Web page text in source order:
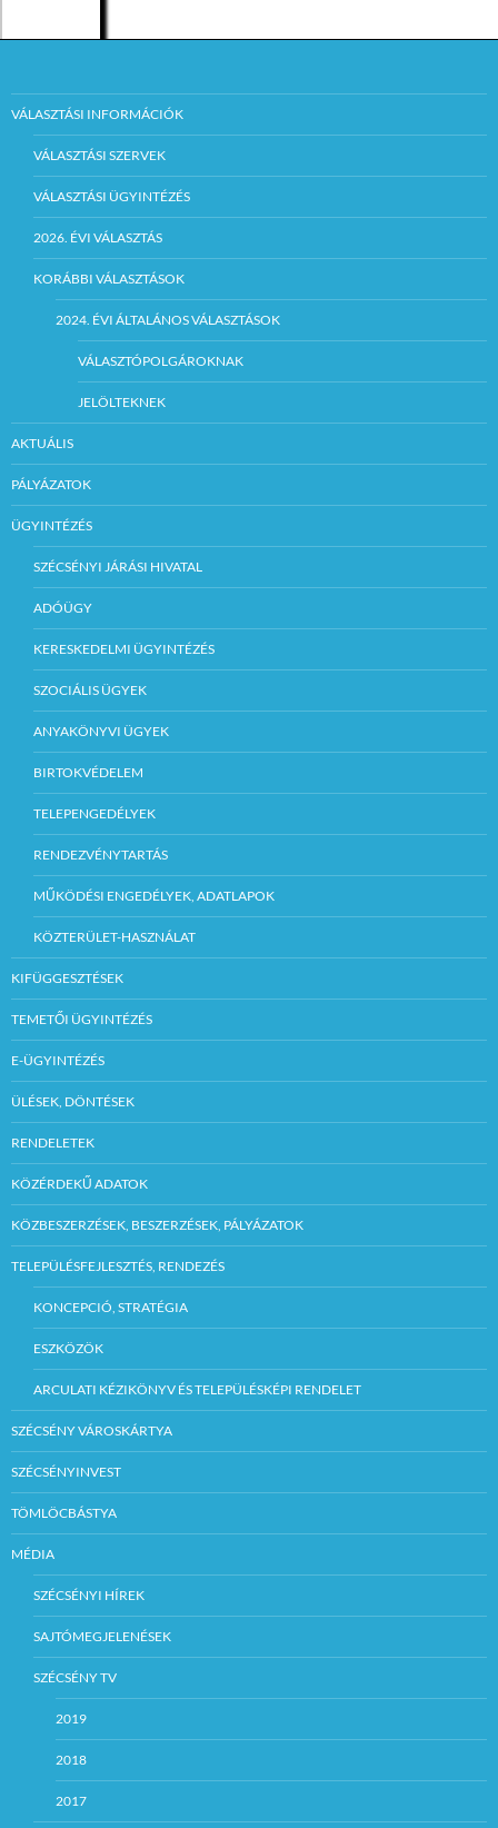
VÁLASZTÁSI INFORMÁCIÓK
VÁLASZTÁSI SZERVEK
VÁLASZTÁSI ÜGYINTÉZÉS
2026. ÉVI VÁLASZTÁS
KORÁBBI VÁLASZTÁSOK
2024. ÉVI ÁLTALÁNOS VÁLASZTÁSOK
VÁLASZTÓPOLGÁROKNAK
JELÖLTEKNEK
AKTUÁLIS
PÁLYÁZATOK
ÜGYINTÉZÉS
SZÉCSÉNYI JÁRÁSI HIVATAL
ADÓÜGY
KERESKEDELMI ÜGYINTÉZÉS
SZOCIÁLIS ÜGYEK
ANYAKÖNYVI ÜGYEK
BIRTOKVÉDELEM
TELEPENGEDÉLYEK
RENDEZVÉNYTARTÁS
MŰKÖDÉSI ENGEDÉLYEK, ADATLAPOK
KÖZTERÜLET-HASZNÁLAT
KIFÜGGESZTÉSEK
TEMETŐI ÜGYINTÉZÉS
E-ÜGYINTÉZÉS
ÜLÉSEK, DÖNTÉSEK
RENDELETEK
KÖZÉRDEKŰ ADATOK
KÖZBESZERZÉSEK, BESZERZÉSEK, PÁLYÁZATOK
TELEPÜLÉSFEJLESZTÉS, RENDEZÉS
KONCEPCIÓ, STRATÉGIA
ESZKÖZÖK
ARCULATI KÉZIKÖNYV ÉS TELEPÜLÉSKÉPI RENDELET
SZÉCSÉNY VÁROSKÁRTYA
SZÉCSÉNYINVEST
TÖMLÖCBÁSTYA
MÉDIA
SZÉCSÉNYI HÍREK
SAJTÓMEGJELENÉSEK
SZÉCSÉNY TV
2019
2018
2017